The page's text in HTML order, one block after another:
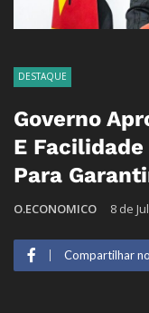
DESTAQUE
Governo
E
Para
O.ECONOMICO 8 de
Compartilhar